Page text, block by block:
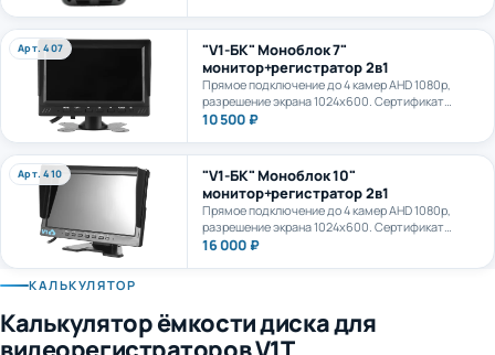
microSD до 1Тб.
Арт. 407
"V1-БК" Моноблок 7"
монитор+регистратор 2в1
Прямое подключение до 4 камер AHD 1080p,
разрешение экрана 1024х600. Сертификат
ПП969.
10 500 ₽
Арт. 410
"V1-БК" Моноблок 10"
монитор+регистратор 2в1
Прямое подключение до 4 камер AHD 1080p,
разрешение экрана 1024х600. Сертификат
ПП969.
16 000 ₽
КАЛЬКУЛЯТОР
Калькулятор ёмкости диска для
видеорегистраторов V1T